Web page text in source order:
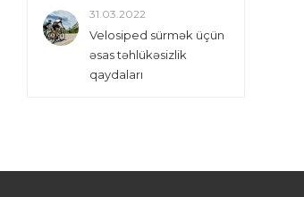
31.03.2022
Velosiped sürmək üçün
əsas təhlükəsizlik
qaydaları